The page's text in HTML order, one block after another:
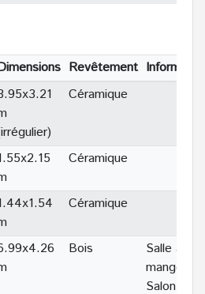
Revêtement
Céramique
Céramique
Céramique
Bois
Salle à
manger /
Salon